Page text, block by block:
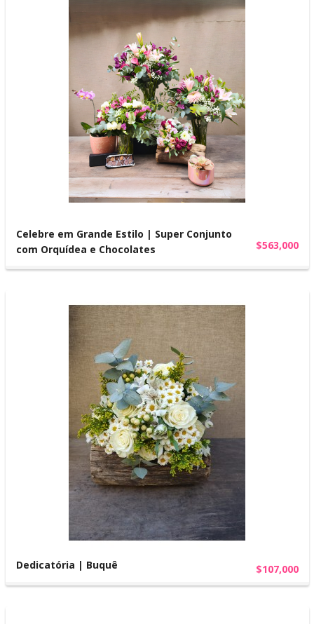
Celebre em Grande Estilo | Super Conjunto
com Orquídea e Chocolates
$563,000
Dedicatória | Buquê $107,000